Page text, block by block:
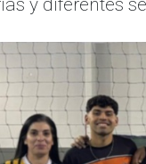
y diferentes